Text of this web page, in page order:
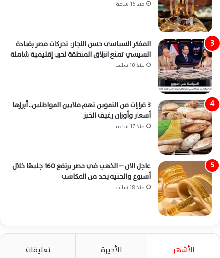
منذ 16 ساعة
المفكر السياسي حسن النجار: تحركات مصر بقيادة
السيسي تمنع انزلاق المنطقة لحرب إقليمية شاملة
منذ 18 ساعة
3 قرارات من التموين تهم ملايين المواطنين.. أبرزها
أسعار وأوزان رغيف الخبز
منذ 17 ساعة
عاجل الان – الذهب في مصر يرتفع 160 جنيهًا خلال
أسبوع والجنيه يحد من المكاسب
منذ 18 ساعة
الأشهر الأخيرة تعليقات